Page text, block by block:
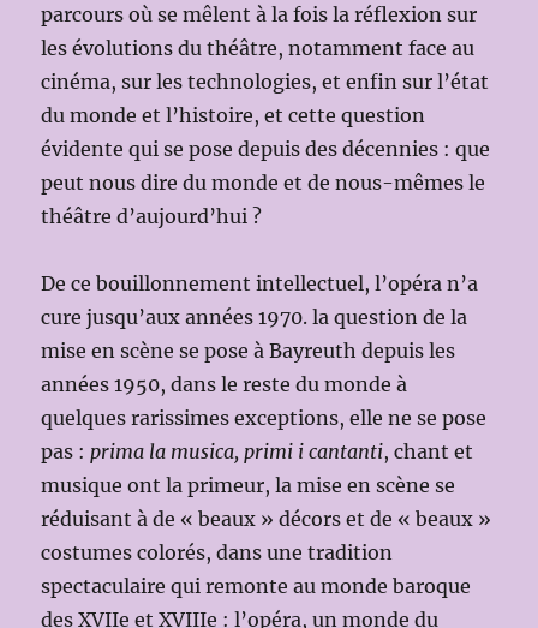
parcours où se mêlent à la fois la réflexion sur
les évolutions du théâtre, notamment face au
cinéma, sur les technologies, et enfin sur l’état
du monde et l’histoire, et cette question
évidente qui se pose depuis des décennies : que
peut nous dire du monde et de nous-mêmes le
théâtre d’aujourd’hui ?
De ce bouillonnement intellectuel, l’opéra n’a
cure jusqu’aux années 1970. la question de la
mise en scène se pose à Bayreuth depuis les
années 1950, dans le reste du monde à
quelques rarissimes exceptions, elle ne se pose
pas : prima la musica, primi i cantanti, chant et
musique ont la primeur, la mise en scène se
réduisant à de « beaux » décors et de « beaux »
costumes colorés, dans une tradition
spectaculaire qui remonte au monde baroque
des XVIIe et XVIIIe : l’opéra, un monde du